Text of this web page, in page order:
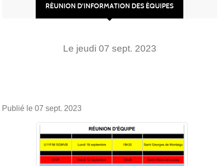
RÉUNION D'INFORMATION DES ÉQUIPES
Le jeudi 07 sept. 2023
Publié le 07 sept. 2023